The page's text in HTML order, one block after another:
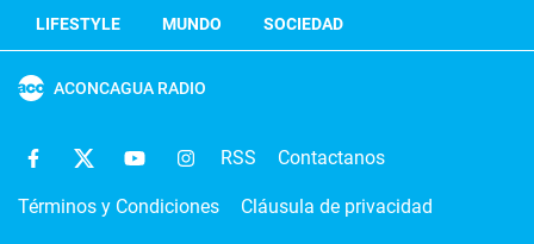
LIFESTYLE
MUNDO SOCIEDAD
ACONCAGUA RADIO
RSS Contactanos
Términos y Condiciones Cláusula de privacidad